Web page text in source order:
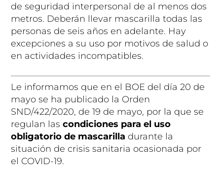
de seguridad interpersonal de al menos dos
metros. Deberán llevar mascarilla todas las
personas de seis años en adelante. Hay
excepciones a su uso por motivos de salud o
en actividades incompatibles.
Le informamos que en el BOE del día 20 de
mayo se ha publicado la Orden
SND/422/2020, de 19 de mayo, por la que se
regulan lascondiciones para el uso
obligatorio de mascarilla durante la
situación de crisis sanitaria ocasionada por
el COVID-19.